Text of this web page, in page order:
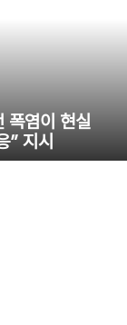
폭염이 현실
” 지시